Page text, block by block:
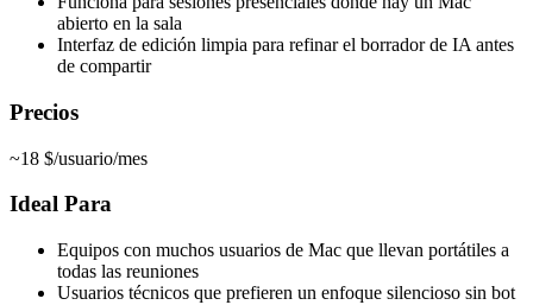
abierto en la sala
Interfaz de edición limpia para refinar el borrador de IA antes
de compartir
Precios
~18 $/usuario/mes
Ideal Para
Equipos con muchos usuarios de Mac que llevan portátiles a
todas las reuniones
Usuarios técnicos que prefieren un enfoque silencioso sin bot